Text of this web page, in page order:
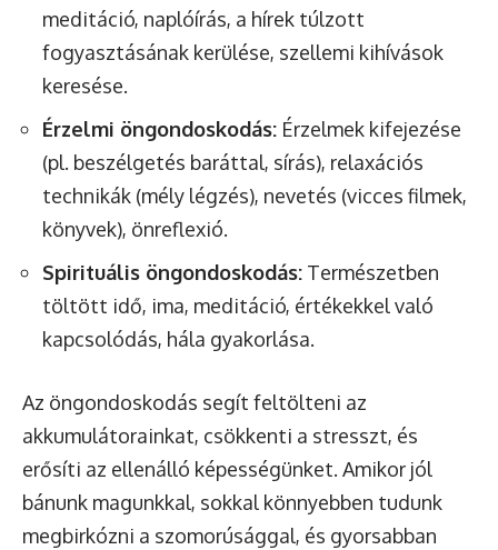
meditáció, naplóírás, a hírek túlzott
fogyasztásának kerülése, szellemi kihívások
keresése.
Érzelmi öngondoskodás: Érzelmek kifejezése
(pl. beszélgetés baráttal, sírás), relaxációs
technikák (mély légzés), nevetés (vicces filmek,
könyvek), önreflexió.
Spirituális öngondoskodás: Természetben
töltött idő, ima, meditáció, értékekkel való
kapcsolódás, hála gyakorlása.
Az öngondoskodás segít feltölteni az
akkumulátorainkat, csökkenti a stresszt, és
erősíti az ellenálló képességünket. Amikor jól
bánunk magunkkal, sokkal könnyebben tudunk
megbirkózni a szomorúsággal, és gyorsabban